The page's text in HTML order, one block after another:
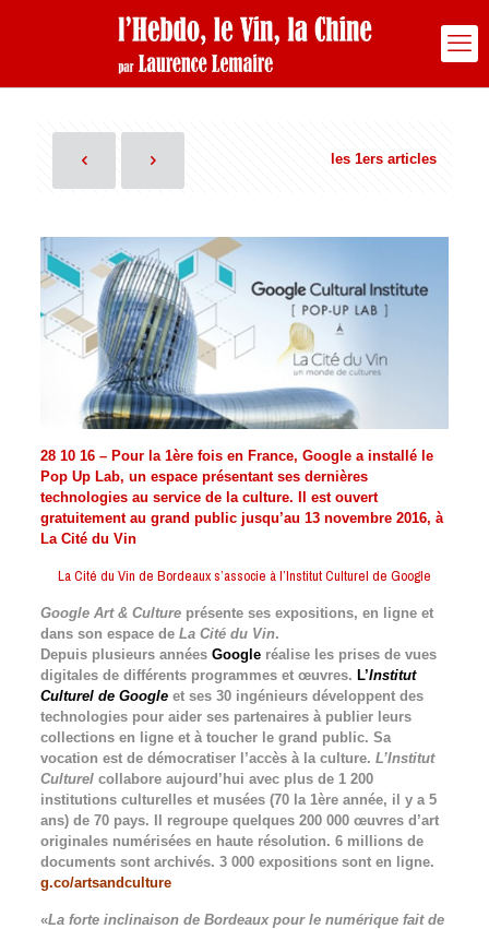
les 1ers articles
28 10 16 – Pour la 1ère fois en France, Google a installé le
Pop Up Lab, un espace présentant ses dernières
technologies au service de la culture. Il est ouvert
gratuitement au grand public jusqu’au 13 novembre 2016, à
La Cité du Vin
La Cité du Vin de Bordeaux s’associe à l’Institut Culturel de Google
Google Art & Cultureprésente ses expositions, en ligne et
dans son espace de La Cité du Vin.
Depuis plusieurs années Googleréalise les prises de vues
digitales de différents programmes et œuvres. L’Institut
Culturel de Googleet ses 30 ingénieurs développent des
technologies pour aider ses partenaires à publier leurs
collections en ligne et à toucher le grand public. Sa
vocation est de démocratiser l’accès à la culture. L’Institut
Culturelcollabore aujourd’hui avec plus de 1 200
institutions culturelles et musées (70 la 1ère année, il y a 5
ans) de 70 pays. Il regroupe quelques 200 000 œuvres d’art
originales numérisées en haute résolution. 6 millions de
documents sont archivés. 3 000 expositions sont en ligne.
g.co/artsandculture
«La forte inclinaison de Bordeaux pour le numérique fait de